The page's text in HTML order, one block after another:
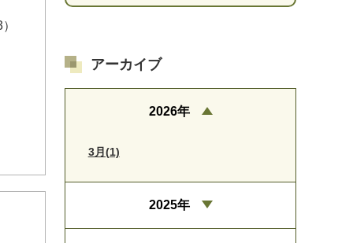
アーカイブ
2026年
3月(1)
2025年